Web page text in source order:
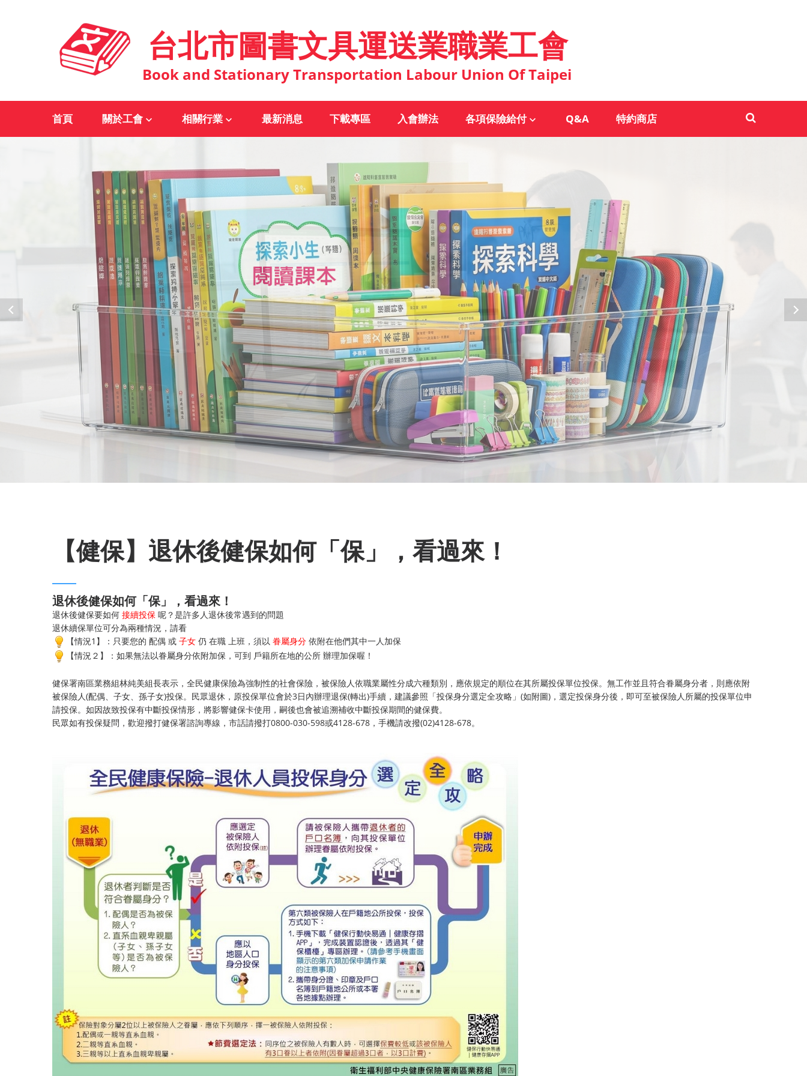
台北市圖書文具運送業職業工會
Book and Stationary Transportation Labour Union Of Taipei
首頁 關於工會 相關行業 最新消息 下載專區 入會辦法 各項保險給付 Q&A 特約商店
【健保】退休後健保如何「保」，看過來！
退休後健保如何「保」，看過來！
退休後健保要如何 接續投保 呢？是許多人退休後常遇到的問題
退休續保單位可分為兩種情況，請看
【情況1】：只要您的 配偶 或 子女 仍 在職 上班，須以 眷屬身分 依附在他們其中一人加保
【情況２】：如果無法以眷屬身分依附加保，可到 戶籍所在地的公所 辦理加保喔！
健保署南區業務組林純美組長表示，全民健康保險為強制性的社會保險，被保險人依職業屬性分成六種類別，應依規定的順位在其所屬投保單位投保。無工作並且符合眷屬身分者，則應依附
被保險人(配偶、子女、孫子女)投保。民眾退休，原投保單位會於3日內辦理退保(轉出)手續，建議參照「投保身分選定全攻略」(如附圖)，選定投保身分後，即可至被保險人所屬的投保單位申
請投保。如因故致投保有中斷投保情形，將影響健保卡使用，嗣後也會被追溯補收中斷投保期間的健保費。
民眾如有投保疑問，歡迎撥打健保署諮詢專線，市話請撥打0800-030-598或4128-678，手機請改撥(02)4128-678。